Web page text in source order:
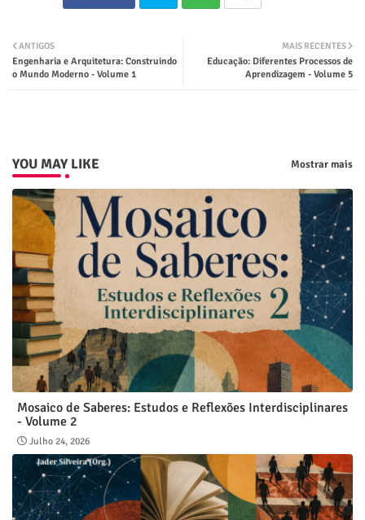
ter tsap
MAIS RECENTES
Educação: Diferentes Processos de
Aprendizagem - Volume 5
ANTIGOS
Engenharia e Arquitetura: Construindo
o Mundo Moderno - Volume 1
YOU MAY LIKE Mostrar mais
Mosaico de Saberes: Estudos e Reflexões Interdisciplinares
- Volume 2
Julho 24, 2026